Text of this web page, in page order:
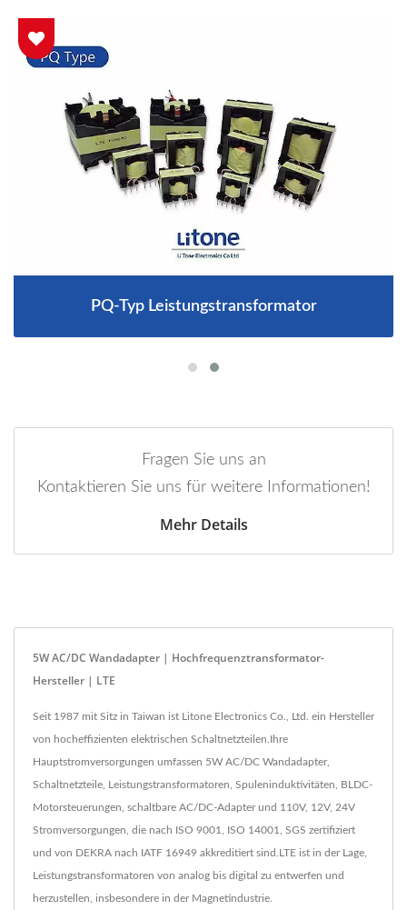
PQ-Typ Leistungstransformator
Fragen Sie uns an
Kontaktieren Sie uns für weitere Informationen!
Mehr Details
5W AC/DC Wandadapter | Hochfrequenztransformator-
Hersteller | LTE
Seit 1987 mit Sitz in Taiwan ist Litone Electronics Co., Ltd. ein Hersteller
von hocheffizienten elektrischen Schaltnetzteilen.Ihre
Hauptstromversorgungen umfassen 5W AC/DC Wandadapter,
Schaltnetzteile, Leistungstransformatoren, Spuleninduktivitäten, BLDC-
Motorsteuerungen, schaltbare AC/DC-Adapter und 110V, 12V, 24V
Stromversorgungen, die nach ISO 9001, ISO 14001, SGS zertifiziert
und von DEKRA nach IATF 16949 akkreditiert sind.LTE ist in der Lage,
Leistungstransformatoren von analog bis digital zu entwerfen und
herzustellen, insbesondere in der Magnetindustrie.